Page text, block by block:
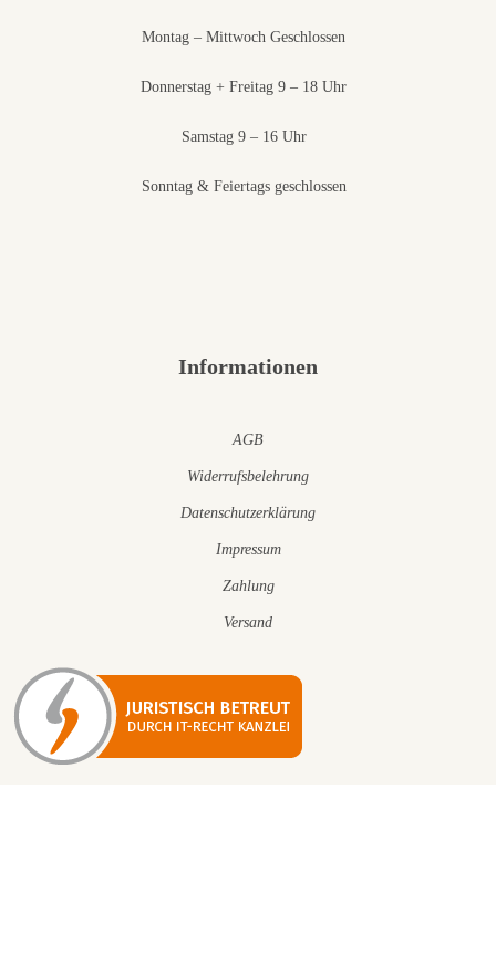
Montag – Mittwoch Geschlossen
Donnerstag + Freitag 9 – 18 Uhr
Samstag 9 – 16 Uhr
Sonntag & Feiertags geschlossen
Informationen
AGB
Widerrufsbelehrung
Datenschutzerklärung
Impressum
Zahlung
Versand